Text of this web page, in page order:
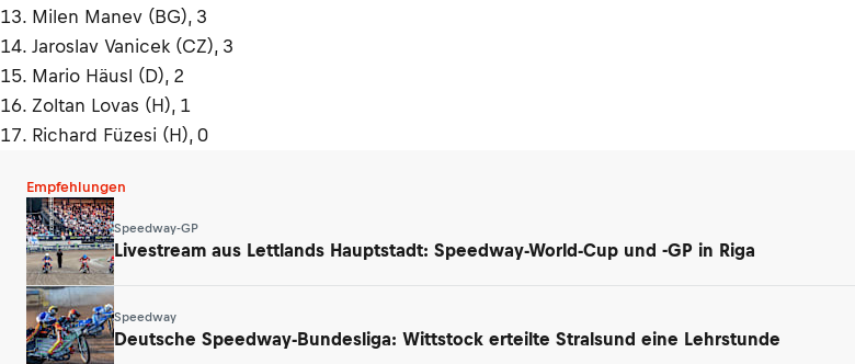
13. Milen Manev (BG), 3
14. Jaroslav Vanicek (CZ), 3
15. Mario Häusl (D), 2
16. Zoltan Lovas (H), 1
17. Richard Füzesi (H), 0
Empfehlungen
Speedway-GP
Livestream aus Lettlands Hauptstadt: Speedway-World-Cup und -GP in Riga
Speedway
Deutsche Speedway-Bundesliga: Wittstock erteilte Stralsund eine Lehrstunde